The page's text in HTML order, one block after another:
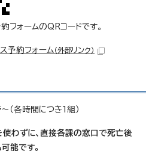
フォームのQRコードです。
予約フォーム（外部リンク）
（各時間につき1組）
わずに、直接各課の窓口で死亡後
能です。